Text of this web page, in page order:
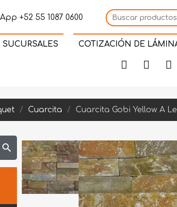
+52 55 1087 0600
SUCURSALES COTIZACIÓN DE
Cuarcita Cuarcita Gobi Yellow A
search